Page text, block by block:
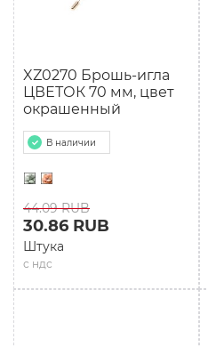
XZ0270 Брошь-игла
ЦВЕТОК 70 мм, цвет
окрашенный
В наличии
44.09 RUB
с ндс
30.86 RUB
Штука